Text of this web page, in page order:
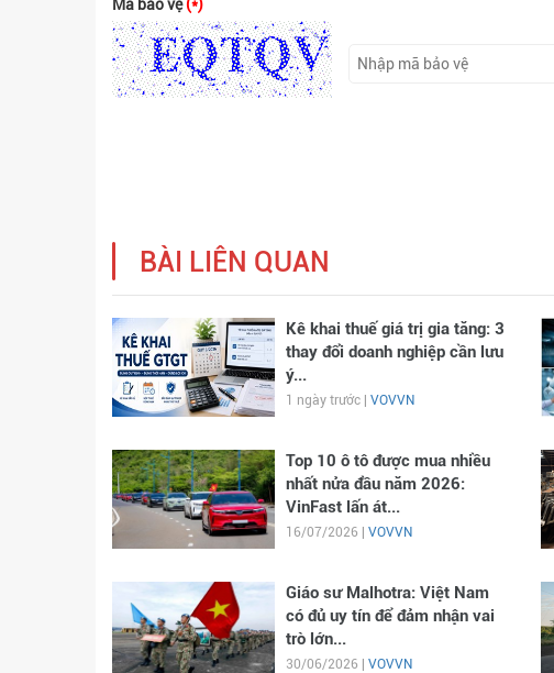
Mã bảo vệ(*)
BÀI LIÊN QUAN
Kê khai thuế giá trị gia tăng: 3
thay đổi doanh nghiệp cần lưu
ý...
1 ngày trước | VOVVN
Top 10 ô tô được mua nhiều
nhất nửa đầu năm 2026:
VinFast lấn át...
16/07/2026 | VOVVN
Giáo sư Malhotra: Việt Nam
có đủ uy tín để đảm nhận vai
trò lớn...
30/06/2026 | VOVVN